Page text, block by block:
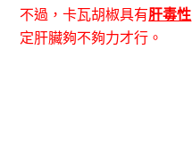
不過，卡瓦胡椒具有肝毒性
定肝臟夠不夠力才行。